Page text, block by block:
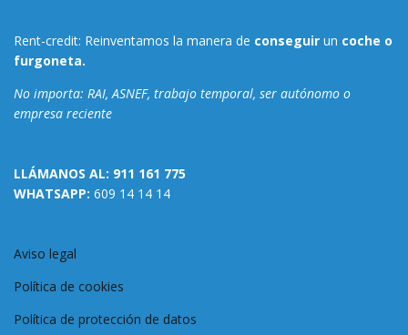
Rent-credit: Reinventamos la manera de conseguir un coche o
furgoneta.
No importa: RAI, ASNEF, trabajo temporal, ser autónomo o
empresa reciente
LLÁMANOS AL: 911 161 775
WHATSAPP: 609 14 14 14
Aviso legal
Política de cookies
Política de protección de datos